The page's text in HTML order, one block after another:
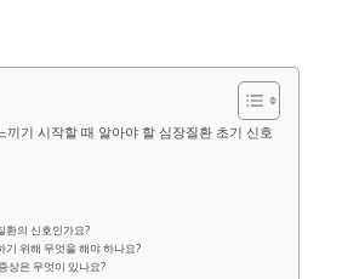
끼기 시작할 때 알아야 할 심장질환 초기 신호
환의 신호인가요?
기 위해 무엇을 해야 하나요?
상은 무엇이 있나요?